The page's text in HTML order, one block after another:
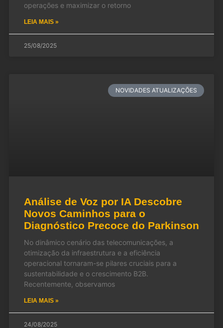
operações e maximizar o retorno
LEIA MAIS »
25/08/2025
NOVIDADES ATUALIZAÇÕES
Análise de Voz por IA Descobre
Novos Caminhos para o
Diagnóstico Precoce do Parkinson
No dinâmico cenário das telecomunicações, a
otimização da infraestrutura e a eficiência
operacional tornaram-se pilares cruciais para a
sustentabilidade e o crescimento B2B.
Recentemente, observamos
LEIA MAIS »
24/08/2025